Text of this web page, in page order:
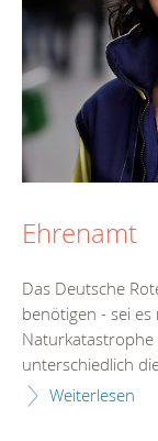
Ehrenamt
Das Deutsche
benötigen - sei
Naturkatastrophe
unterschiedlich
Weiterlesen